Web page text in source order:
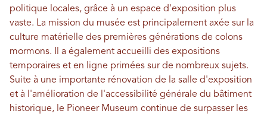
politique locales, grâce à un espace d'exposition plus
vaste. La mission du musée est principalement axée sur la
culture matérielle des premières générations de colons
mormons. Il a également accueilli des expositions
temporaires et en ligne primées sur de nombreux sujets.
Suite à une importante rénovation de la salle d'exposition
et à l'amélioration de l'accessibilité générale du bâtiment
historique, le Pioneer Museum continue de surpasser les